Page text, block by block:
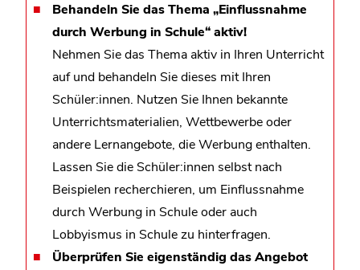
Behandeln Sie das Thema „Einflussnahme
durch Werbung in Schule“ aktiv!
Nehmen Sie das Thema aktiv in Ihren Unterricht
auf und behandeln Sie dieses mit Ihren
Schüler:innen. Nutzen Sie Ihnen bekannte
Unterrichtsmaterialien, Wettbewerbe oder
andere Lernangebote, die Werbung enthalten.
Lassen Sie die Schüler:innen selbst nach
Beispielen recherchieren, um Einflussnahme
durch Werbung in Schule oder auch
Lobbyismus in Schule zu hinterfragen.
Überprüfen Sie eigenständig das Angebot